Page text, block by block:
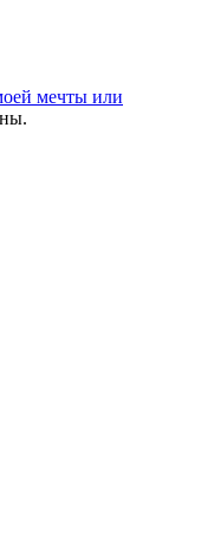
мечты или